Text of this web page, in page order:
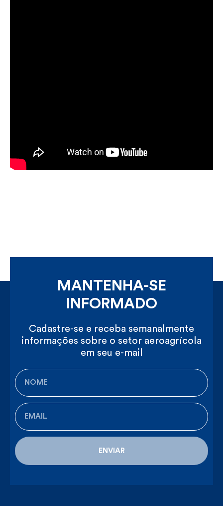
MANTENHA-SE
INFORMADO
Cadastre-se e receba semanalmente
informações sobre o setor aeroagrícola
em seu e-mail
ENVIAR